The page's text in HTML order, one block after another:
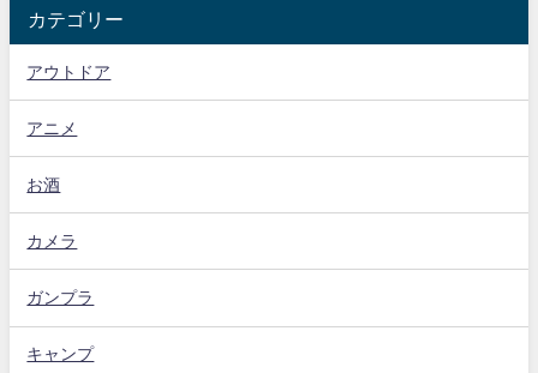
カテゴリー
アウトドア
アニメ
お酒
カメラ
ガンプラ
キャンプ